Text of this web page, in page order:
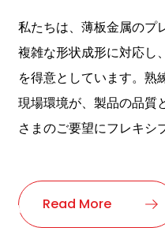
私たちは、薄板金属のプ
複雑な形状成形に対応し
を得意としています。熟
現場環境が、製品の品質
さまのご要望にフレキシ
Read More